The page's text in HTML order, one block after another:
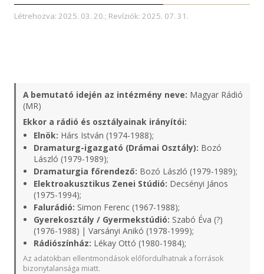
Létrehozva: 2025. 03. 20.; Revíziók: 2025. 07. 31.
A bemutató idején az intézmény neve: Magyar Rádió
(MR)
Ekkor a rádió és osztályainak irányítói:
Elnök: Hárs István (1974-1988);
Dramaturg-igazgató (Drámai Osztály): Bozó
László (1979-1989);
Dramaturgia főrendező: Bozó László (1979-1989);
Elektroakusztikus Zenei Stúdió: Decsényi János
(1975-1994);
Falurádió: Simon Ferenc (1967-1988);
Gyerekosztály / Gyermekstúdió: Szabó Éva (?)
(1976-1988) | Varsányi Anikó (1978-1999);
Rádiószínház: Lékay Ottó (1980-1984);
Az adatokban ellentmondások előfordulhatnak a források
bizonytalansága miatt.